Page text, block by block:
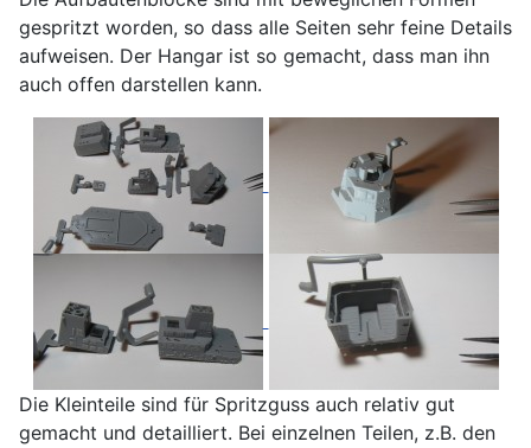
gespritzt worden, so dass alle Seiten sehr feine Details
aufweisen. Der Hangar ist so gemacht, dass man ihn
auch offen darstellen kann.
Die Kleinteile sind für Spritzguss auch relativ gut
gemacht und detailliert. Bei einzelnen Teilen, z.B. den